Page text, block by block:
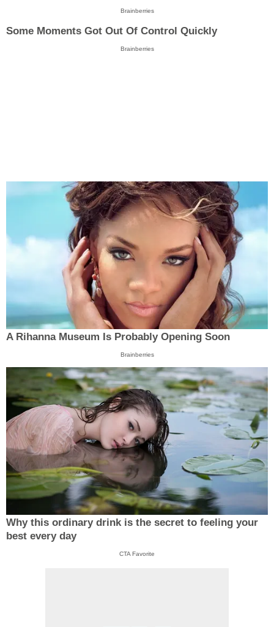
Brainberries
Some Moments Got Out Of Control Quickly
Brainberries
A Rihanna Museum Is Probably Opening Soon
Brainberries
Why this ordinary drink is the secret to feeling your
best every day
CTA Favorite